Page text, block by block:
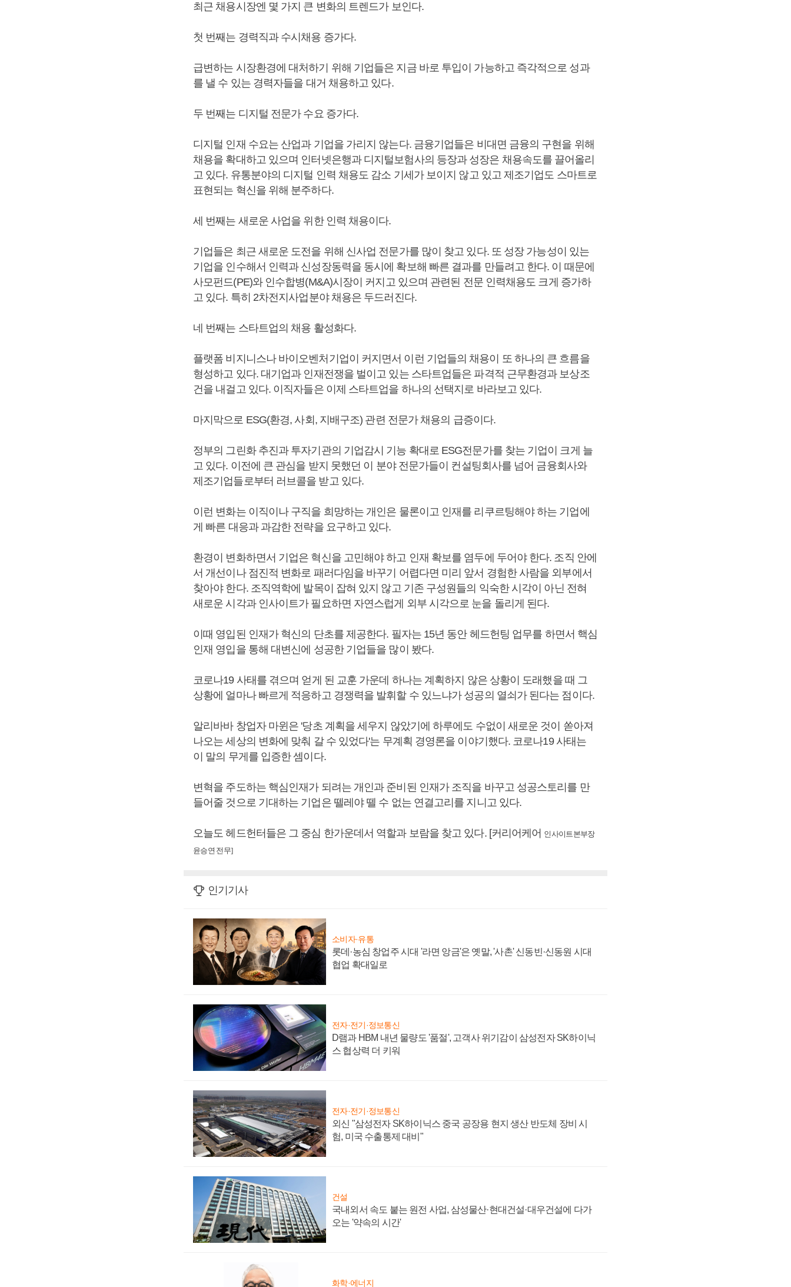
최근 채용시장엔 몇 가지 큰 변화의 트렌드가 보인다.
첫 번째는 경력직과 수시채용 증가다.
급변하는 시장환경에 대처하기 위해 기업들은 지금 바로 투입이 가능하고 즉각적으로 성과
를 낼 수 있는 경력자들을 대거 채용하고 있다.
두 번째는 디지털 전문가 수요 증가다.
디지털 인재 수요는 산업과 기업을 가리지 않는다. 금융기업들은 비대면 금융의 구현을 위해
채용을 확대하고 있으며 인터넷은행과 디지털보험사의 등장과 성장은 채용속도를 끌어올리
고 있다. 유통분야의 디지털 인력 채용도 감소 기세가 보이지 않고 있고 제조기업도 스마트로
표현되는 혁신을 위해 분주하다.
세 번째는 새로운 사업을 위한 인력 채용이다.
기업들은 최근 새로운 도전을 위해 신사업 전문가를 많이 찾고 있다. 또 성장 가능성이 있는
기업을 인수해서 인력과 신성장동력을 동시에 확보해 빠른 결과를 만들려고 한다. 이 때문에
사모펀드(PE)와 인수합병(M&A)시장이 커지고 있으며 관련된 전문 인력채용도 크게 증가하
고 있다. 특히 2차전지사업분야 채용은 두드러진다.
네 번째는 스타트업의 채용 활성화다.
플랫폼 비지니스나 바이오벤처기업이 커지면서 이런 기업들의 채용이 또 하나의 큰 흐름을
형성하고 있다. 대기업과 인재전쟁을 벌이고 있는 스타트업들은 파격적 근무환경과 보상조
건을 내걸고 있다. 이직자들은 이제 스타트업을 하나의 선택지로 바라보고 있다.
마지막으로 ESG(환경, 사회, 지배구조) 관련 전문가 채용의 급증이다.
정부의 그린화 추진과 투자기관의 기업감시 기능 확대로 ESG전문가를 찾는 기업이 크게 늘
고 있다. 이전에 큰 관심을 받지 못했던 이 분야 전문가들이 컨설팅회사를 넘어 금융회사와
제조기업들로부터 러브콜을 받고 있다.
이런 변화는 이직이나 구직을 희망하는 개인은 물론이고 인재를 리쿠르팅해야 하는 기업에
게 빠른 대응과 과감한 전략을 요구하고 있다.
환경이 변화하면서 기업은 혁신을 고민해야 하고 인재 확보를 염두에 두어야 한다. 조직 안에
서 개선이나 점진적 변화로 패러다임을 바꾸기 어렵다면 미리 앞서 경험한 사람을 외부에서
찾아야 한다. 조직역학에 발목이 잡혀 있지 않고 기존 구성원들의 익숙한 시각이 아닌 전혀
새로운 시각과 인사이트가 필요하면 자연스럽게 외부 시각으로 눈을 돌리게 된다.
이때 영입된 인재가 혁신의 단초를 제공한다. 필자는 15년 동안 헤드헌팅 업무를 하면서 핵심
인재 영입을 통해 대변신에 성공한 기업들을 많이 봤다.
코로나19 사태를 겪으며 얻게 된 교훈 가운데 하나는 계획하지 않은 상황이 도래했을 때 그
상황에 얼마나 빠르게 적응하고 경쟁력을 발휘할 수 있느냐가 성공의 열쇠가 된다는 점이다.
알리바바 창업자 마윈은 '당초 계획을 세우지 않았기에 하루에도 수없이 새로운 것이 쏟아져
나오는 세상의 변화에 맞춰 갈 수 있었다'는 무계획 경영론을 이야기했다. 코로나19 사태는
이 말의 무게를 입증한 셈이다.
변혁을 주도하는 핵심인재가 되려는 개인과 준비된 인재가 조직을 바꾸고 성공스토리를 만
들어줄 것으로 기대하는 기업은 뗄레야 뗄 수 없는 연결고리를 지니고 있다.
오늘도 헤드헌터들은 그 중심 한가운데서 역할과 보람을 찾고 있다. [커리어케어 인사이트본부장
윤승연 전무]
인기기사
소비자·유통
롯데·농심 창업주 시대 '라면 앙금'은 옛말, '사촌' 신동빈·신동원 시대
협업 확대일로
전자·전기·정보통신
D램과 HBM 내년 물량도 '품절', 고객사 위기감이 삼성전자 SK하이닉
스 협상력 더 키워
전자·전기·정보통신
외신 "삼성전자 SK하이닉스 중국 공장용 현지 생산 반도체 장비 시
험, 미국 수출통제 대비"
건설
국내외서 속도 붙는 원전 사업, 삼성물산·현대건설·대우건설에 다가
오는 '약속의 시간'
화학·에너지